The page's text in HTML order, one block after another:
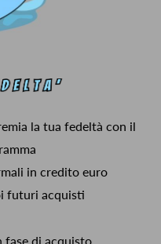
la tua fedeltà con il
in credito euro
futuri acquisti
fase di acquisto